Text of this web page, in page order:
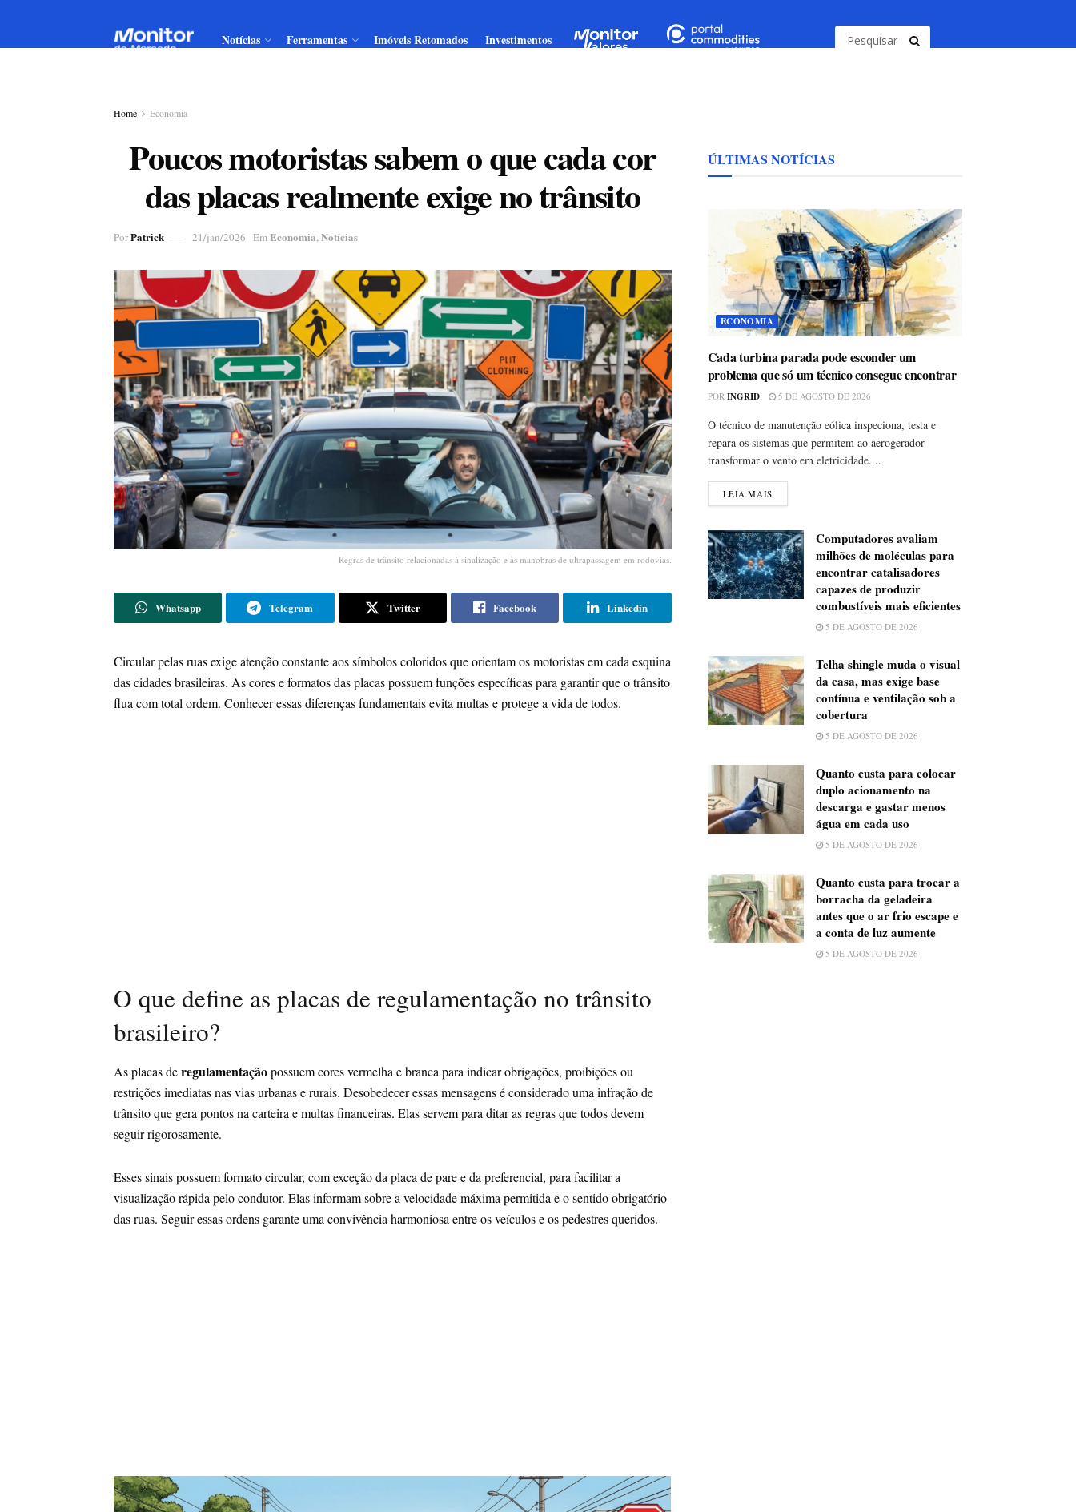
Notícias Ferramentas Imóveis Retomados Investimentos
Home Economia
Poucos motoristas sabem o que cada cor
das placas realmente exige no trânsito
PorPatrick 21/jan/2026 EmEconomia,Notícias
Regras de trânsito relacionadas à sinalização e às manobras de ultrapassagem em rodovias.
Whatsapp Telegram Twitter Facebook Linkedin
Circular pelas ruas exige atenção constante aos símbolos coloridos que orientam os motoristas em cada esquina
das cidades brasileiras. As cores e formatos das placas possuem funções específicas para garantir que o trânsito
flua com total ordem. Conhecer essas diferenças fundamentais evita multas e protege a vida de todos.
O que define as placas de regulamentação no trânsito
brasileiro?
As placas deregulamentaçãopossuem cores vermelha e branca para indicar obrigações, proibições ou
restrições imediatas nas vias urbanas e rurais. Desobedecer essas mensagens é considerado uma infração de
trânsito que gera pontos na carteira e multas financeiras. Elas servem para ditar as regras que todos devem
seguir rigorosamente.
Esses sinais possuem formato circular, com exceção da placa de pare e da preferencial, para facilitar a
visualização rápida pelo condutor. Elas informam sobre a velocidade máxima permitida e o sentido obrigatório
das ruas. Seguir essas ordens garante uma convivência harmoniosa entre os veículos e os pedestres queridos.
ÚLTIMAS NOTÍCIAS
ECONOMIA
Cada turbina parada pode esconder um
problema que só um técnico consegue encontrar
POR INGRID 5 DE AGOSTO DE 2026
O técnico de manutenção eólica inspeciona, testa e
repara os sistemas que permitem ao aerogerador
transformar o vento em eletricidade....
LEIA MAIS
Computadores avaliam
milhões de moléculas para
encontrar catalisadores
capazes de produzir
combustíveis mais eficientes
5 DE AGOSTO DE 2026
Telha shingle muda o visual
da casa, mas exige base
contínua e ventilação sob a
cobertura
5 DE AGOSTO DE 2026
Quanto custa para colocar
duplo acionamento na
descarga e gastar menos
água em cada uso
5 DE AGOSTO DE 2026
Quanto custa para trocar a
borracha da geladeira
antes que o ar frio escape e
a conta de luz aumente
5 DE AGOSTO DE 2026